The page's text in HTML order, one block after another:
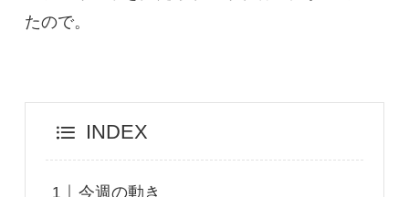
たので。
INDEX
今週の動き